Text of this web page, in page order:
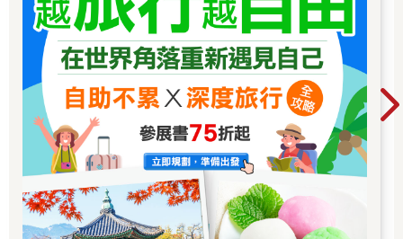
微彎的橋梁自金角灣旁的海面上劃過，直抵對岸加拉達塔下錯亂
交加的矮房前，一旁有好幾艘即將載滿遊客和通勤族的渡輪停靠
著，而七輛悠閒的計程車，前後排在懷舊的渡輪站前，司機在車
外抽菸，等待今天的第一位乘客。
畫面看上去協調得不得了，但仔細一瞧，又覺得龐雜地令人不知
該把重點放在何處，這是我對伊斯坦堡的第一印象。
海岸旁的小徑上，有個賣芝麻圈餅的攤販，和幾個試圖拉客的渡
輪公司員工，在冬日刺眼的陽光、凜冽的寒風中辛勤地工作著，
雖然他們頭戴厚毛帽，但身上穿的卻是單薄的黑色夾克，還有早
已被劃破的牛仔褲。撒在我手心上的冬天日光多麼溫柔，可卻在